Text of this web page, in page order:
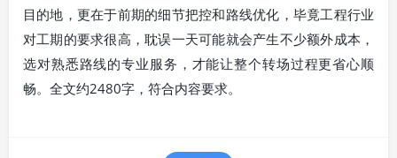
目的地，更在于前期的细节把控和路线优化，毕竟工程行业
对工期的要求很高，耽误一天可能就会产生不少额外成本，
选对熟悉路线的专业服务，才能让整个转场过程更省心顺
畅。全文约2480字，符合内容要求。